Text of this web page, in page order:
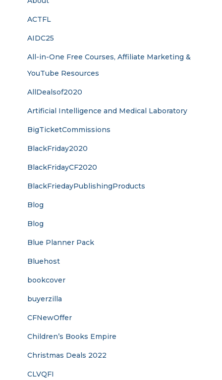
ACTFL
AIDC25
All-in-One Free Courses, Affiliate Marketing &
YouTube Resources
AllDealsof2020
Artificial Intelligence and Medical Laboratory
BigTicketCommissions
BlackFriday2020
BlackFridayCF2020
BlackFriedayPublishingProducts
Blog
Blog
Blue Planner Pack
Bluehost
bookcover
buyerzilla
CFNewOffer
Children’s Books Empire
Christmas Deals 2022
CLVQFI